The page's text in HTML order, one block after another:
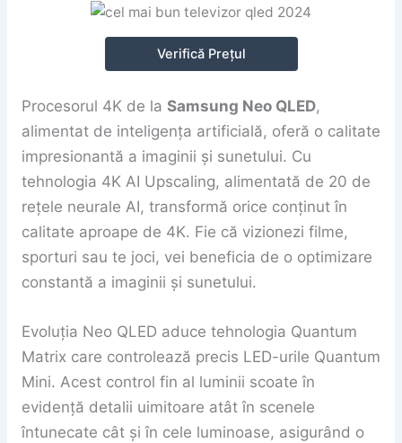
Verifică Prețul
Procesorul 4K de la Samsung Neo QLED,
alimentat de inteligența artificială, oferă o calitate
impresionantă a imaginii și sunetului. Cu
tehnologia 4K AI Upscaling, alimentată de 20 de
rețele neurale AI, transformă orice conținut în
calitate aproape de 4K. Fie că vizionezi filme,
sporturi sau te joci, vei beneficia de o optimizare
constantă a imaginii și sunetului.
Evoluția Neo QLED aduce tehnologia Quantum
Matrix care controlează precis LED-urile Quantum
Mini. Acest control fin al luminii scoate în
evidență detalii uimitoare atât în scenele
întunecate cât și în cele luminoase, asigurând o